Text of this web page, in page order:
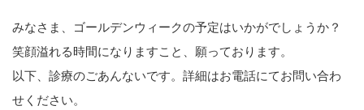
みなさま、ゴールデンウィークの予定はいかがでしょうか？
笑顔溢れる時間になりますこと、願っております。
以下、診療のごあんないです。詳細はお電話にてお問い合わ
せください。